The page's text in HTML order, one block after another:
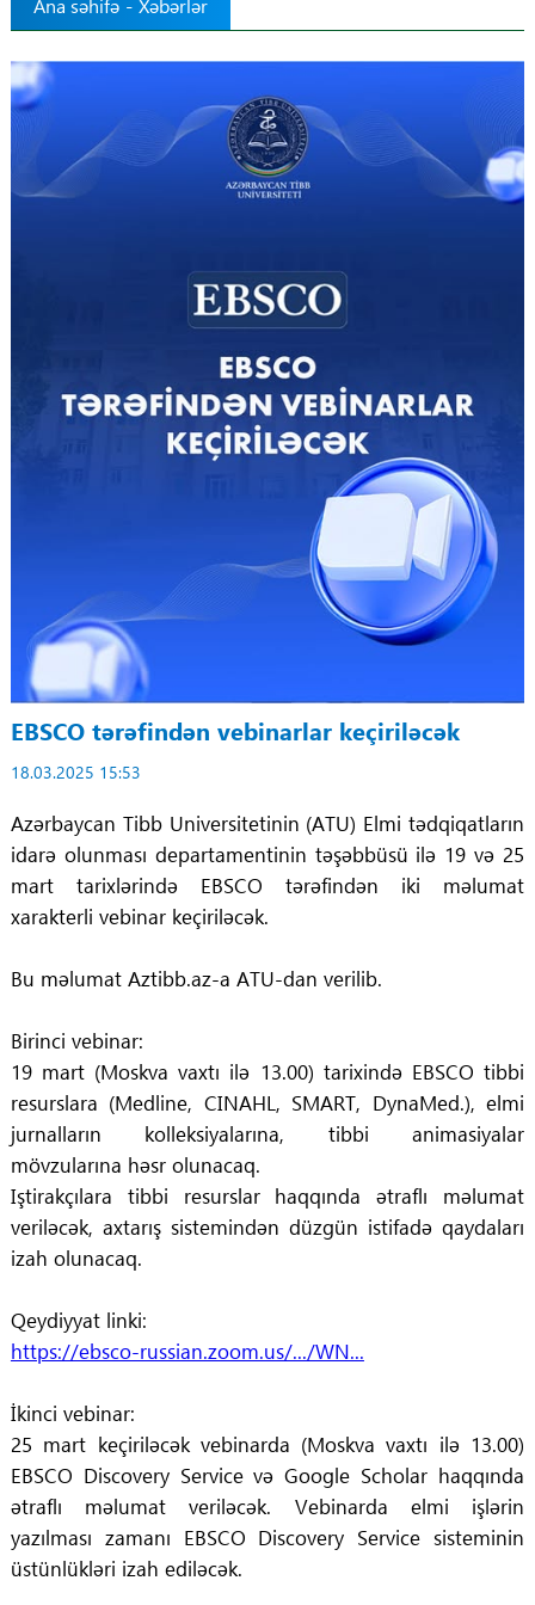
Ana səhifə - Xəbərlər
EBSCO tərəfindən vebinarlar keçiriləcək
18.03.2025 15:53
Azərbaycan Tibb Universitetinin (ATU) Elmi tədqiqatların
idarə olunması departamentinin təşəbbüsü ilə 19 və 25
mart tarixlərində EBSCO tərəfindən iki məlumat
xarakterli vebinar keçiriləcək.
Bu məlumat Aztibb.az-a ATU-dan verilib.
Birinci vebinar:
19 mart (Moskva vaxtı ilə 13.00) tarixində EBSCO tibbi
resurslara (Medline, CINAHL, SMART, DynaMed.), elmi
jurnalların kolleksiyalarına, tibbi animasiyalar
mövzularına həsr olunacaq.
Iştirakçılara tibbi resurslar haqqında ətraflı məlumat
veriləcək, axtarış sistemindən düzgün istifadə qaydaları
izah olunacaq.
Qeydiyyat linki:
https://ebsco-russian.zoom.us/.../WN...
İkinci vebinar:
25 mart keçiriləcək vebinarda (Moskva vaxtı ilə 13.00)
EBSCO Discovery Service və Google Scholar haqqında
ətraflı məlumat veriləcək. Vebinarda elmi işlərin
yazılması zamanı EBSCO Discovery Service sisteminin
üstünlükləri izah ediləcək.
Regionlar
Elanlar
Tibbi maarifləndirmə
COVID-19